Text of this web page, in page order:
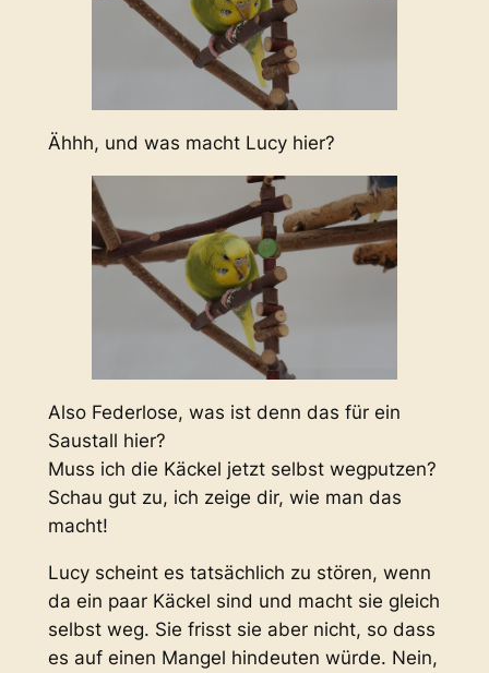
Ähhh, und was macht Lucy hier?
Also Federlose, was ist denn das für ein
Saustall hier?
Muss ich die Käckel jetzt selbst wegputzen?
Schau gut zu, ich zeige dir, wie man das
macht!
Lucy scheint es tatsächlich zu stören, wenn
da ein paar Käckel sind und macht sie gleich
selbst weg. Sie frisst sie aber nicht, so dass
es auf einen Mangel hindeuten würde. Nein,